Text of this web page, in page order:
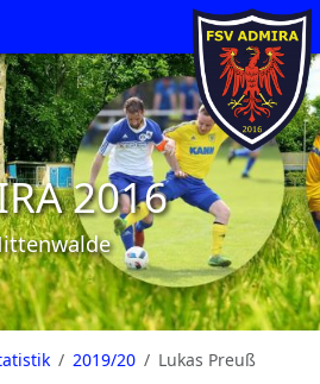
2016
2019/20 Lukas Preuß